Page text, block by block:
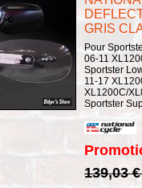
GRIS
Pour
06-11
Sportster
11-17
XL1200C/
Sportster
139,03